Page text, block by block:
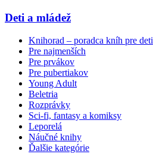
Deti a mládež
Knihorad – poradca kníh pre deti
Pre najmenších
Pre prvákov
Pre pubertiakov
Young Adult
Beletria
Rozprávky
Sci-fi, fantasy a komiksy
Leporelá
Náučné knihy
Ďalšie kategórie